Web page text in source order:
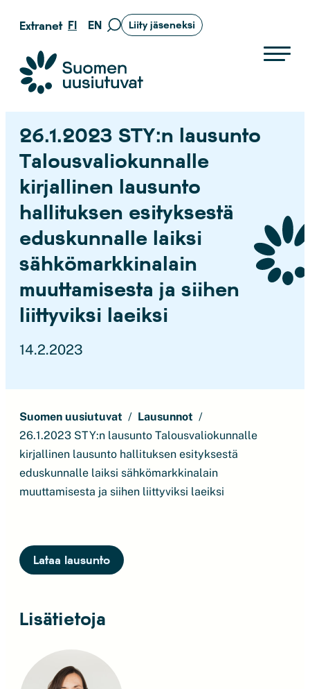
Siirry
sisältöön
Extranet FI EN
Siirry
Liity jäseneksi
Suomen uusiutuvat ry
26.1.2023 STY:n lausunto
Talousvaliokunnalle
kirjallinen lausunto
hallituksen esityksestä
eduskunnalle laiksi
sähkömarkkinalain
muuttamisesta ja siihen
liittyviksi laeiksi
14.2.2023
Suomen uusiutuvat
Lausunnot
26.1.2023 STY:n lausunto Talousvaliokunnalle
kirjallinen lausunto hallituksen esityksestä
eduskunnalle laiksi sähkömarkkinalain
muuttamisesta ja siihen liittyviksi laeiksi
Lataa lausunto
Lisätietoja